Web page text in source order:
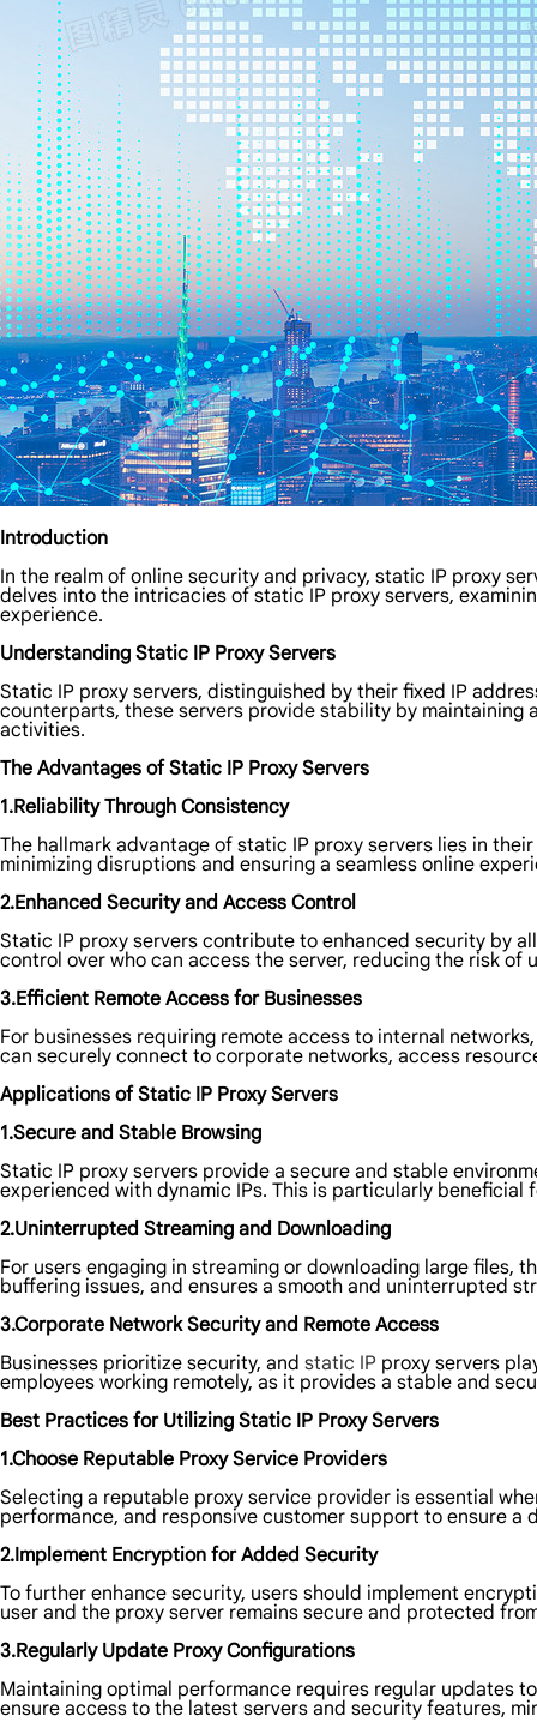
Introduction
In the realm of online security and privacy, static IP proxy
delves into the intricacies of static IP proxy servers,
experience.
Understanding Static IP Proxy Servers
Static IP proxy servers, distinguished by their fixed IP
counterparts, these servers provide stability by maintaining
activities.
The Advantages of Static IP Proxy Servers
1.Reliability Through Consistency
The hallmark advantage of static IP proxy servers lies in
minimizing disruptions and ensuring a seamless online
2.Enhanced Security and Access Control
Static IP proxy servers contribute to enhanced security by
control over who can access the server, reducing the risk
3.Efficient Remote Access for Businesses
For businesses requiring remote access to internal
can securely connect to corporate networks, access
Applications of Static IP Proxy Servers
1.Secure and Stable Browsing
Static IP proxy servers provide a secure and stable
experienced with dynamic IPs. This is particularly
2.Uninterrupted Streaming and Downloading
For users engaging in streaming or downloading large files,
buffering issues, and ensures a smooth and uninterrupted
3.Corporate Network Security and Remote Access
Businesses prioritize security, and static IP proxy servers
employees working remotely, as it provides a stable and
Best Practices for Utilizing Static IP Proxy Servers
1.Choose Reputable Proxy Service Providers
Selecting a reputable proxy service provider is essential
performance, and responsive customer support to ensure a
2.Implement Encryption for Added Security
To further enhance security, users should implement
user and the proxy server remains secure and protected
3.Regularly Update Proxy Configurations
Maintaining optimal performance requires regular updates
ensure access to the latest servers and security features,